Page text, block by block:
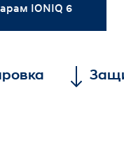
IONIQ 6